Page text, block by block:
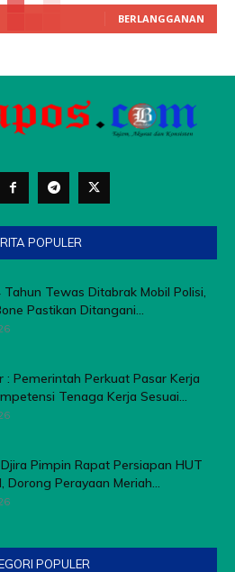
BERLANGGANAN
POPULER
Tahun Tewas Ditabrak Mobil Polisi,
Pastikan Ditangani...
: Pemerintah Perkuat Pasar Kerja
Tenaga Kerja Sesuai...
Pimpin Rapat Persiapan HUT
Dorong Perayaan Meriah...
POPULER